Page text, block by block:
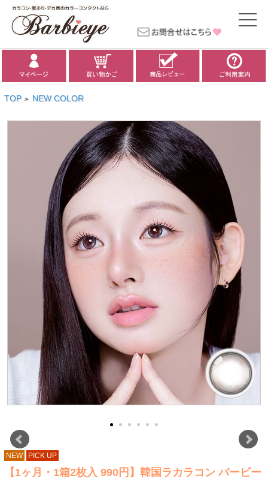
TOP > NEW COLOR
NEW PICK UP
【1ヶ月・1箱2枚入 990円】韓国ラカラコン バービー